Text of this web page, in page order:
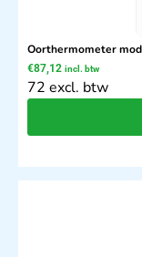
Oorthermometer
€87,12 incl. btw
72 excl. btw